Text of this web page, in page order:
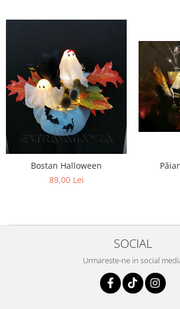
Bostan Halloween
89,00 Lei
SOCIAL
Urmareste-ne in social